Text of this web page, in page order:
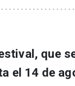
que
el 14 de